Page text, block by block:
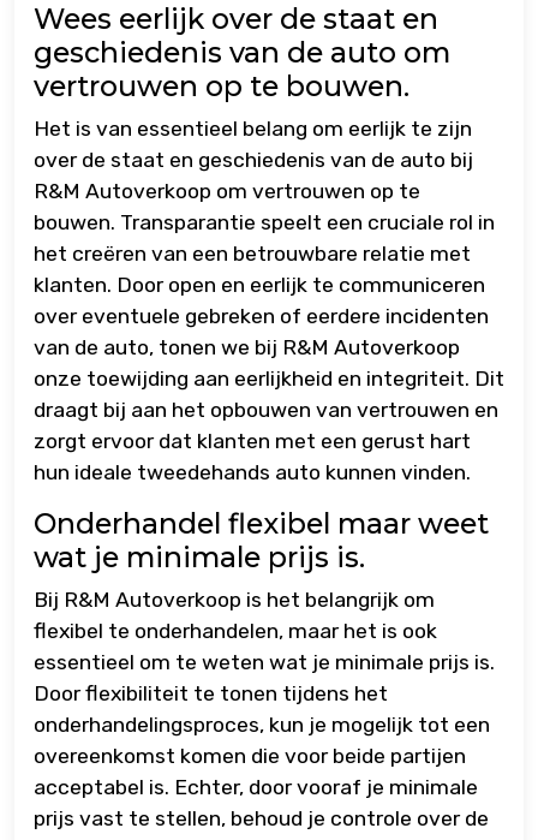
Wees eerlijk over de staat en
geschiedenis van de auto om
vertrouwen op te bouwen.
Het is van essentieel belang om eerlijk te zijn
over de staat en geschiedenis van de auto bij
R&M Autoverkoop om vertrouwen op te
bouwen. Transparantie speelt een cruciale rol in
het creëren van een betrouwbare relatie met
klanten. Door open en eerlijk te communiceren
over eventuele gebreken of eerdere incidenten
van de auto, tonen we bij R&M Autoverkoop
onze toewijding aan eerlijkheid en integriteit. Dit
draagt bij aan het opbouwen van vertrouwen en
zorgt ervoor dat klanten met een gerust hart
hun ideale tweedehands auto kunnen vinden.
Onderhandel flexibel maar weet
wat je minimale prijs is.
Bij R&M Autoverkoop is het belangrijk om
flexibel te onderhandelen, maar het is ook
essentieel om te weten wat je minimale prijs is.
Door flexibiliteit te tonen tijdens het
onderhandelingsproces, kun je mogelijk tot een
overeenkomst komen die voor beide partijen
acceptabel is. Echter, door vooraf je minimale
prijs vast te stellen, behoud je controle over de